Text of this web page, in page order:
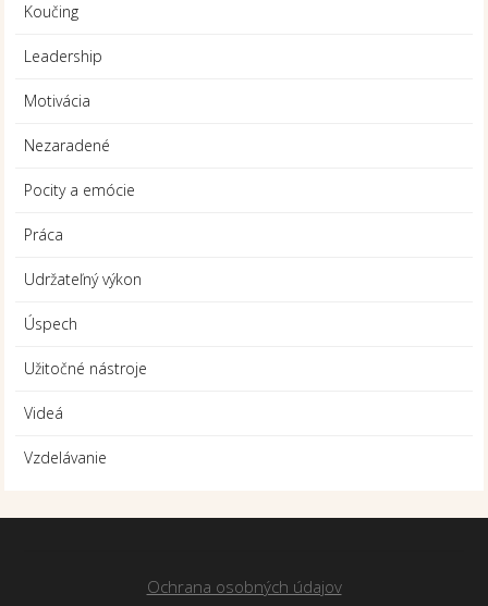
Koučing
Leadership
Motivácia
Nezaradené
Pocity a emócie
Práca
Udržateľný výkon
Úspech
Užitočné nástroje
Videá
Vzdelávanie
Ochrana osobných údajov